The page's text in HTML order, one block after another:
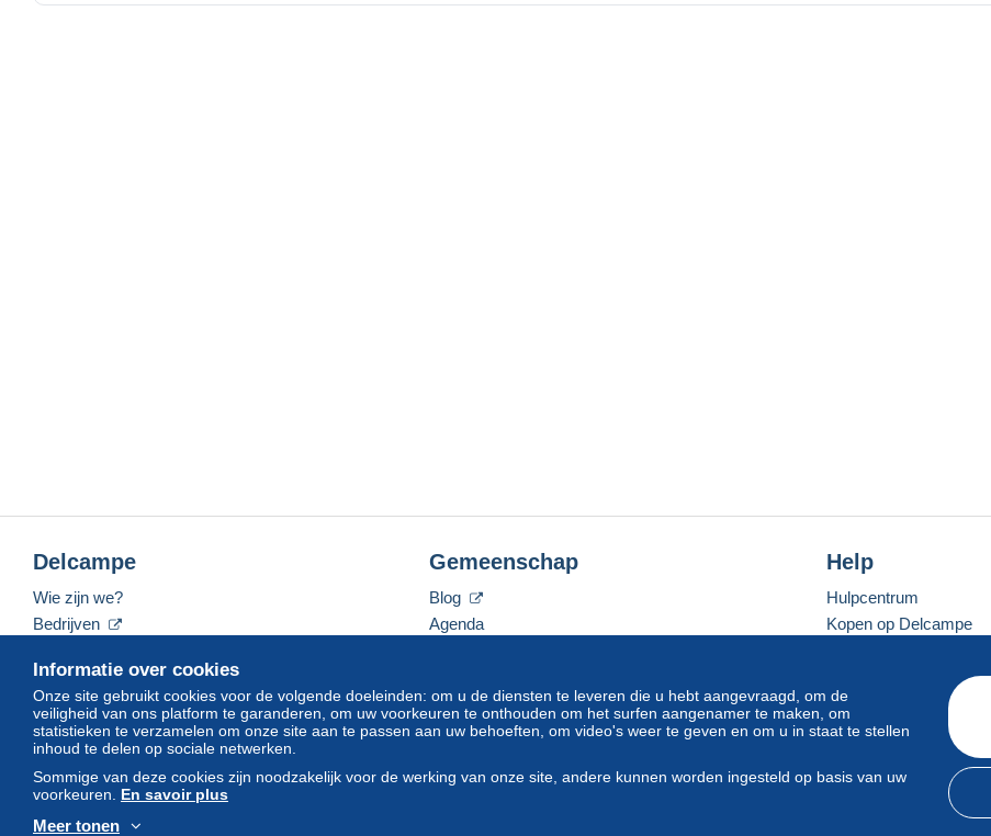
Informatie over cookies
Onze site gebruikt cookies voor de volgende doeleinden: om u de diensten te leveren die u hebt aangevraagd, om de
veiligheid van ons platform te garanderen, om uw voorkeuren te onthouden om het surfen aangenamer te maken, om
statistieken te verzamelen om onze site aan te passen aan uw behoeften, om video's weer te geven en om u in staat te stellen
inhoud te delen op sociale netwerken.
Sommige van deze cookies zijn noodzakelijk voor de werking van onze site, andere kunnen worden ingesteld op basis van uw
voorkeuren. En savoir plus
Meer tonen
Delcampe
Wie zijn we?
Bedrijven
Neem contact met ons op
Gemeenschap
Blog
Agenda
Help
Hulpcentrum
Kopen op Delcampe
Een beveiligde website
© Delcampe International srl. Alle rechten voorbehouden.